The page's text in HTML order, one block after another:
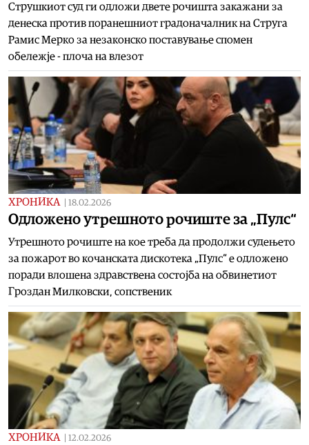
Струшкиот суд ги одложи двете рочишта закажани за
денеска против поранешниот градоначалник на Струга
Рамис Мерко за незаконско поставување спомен
обележје - плоча на влезот
ХРОНИКА 18.02.2026
Одложено утрешното рочиште за „Пулс“
Утрешното рочиште на кое треба да продолжи судењето
за пожарот во кочанската дискотека „Пулс“ е одложено
поради влошена здравствена состојба на обвинетиот
Гроздан Милковски, сопственик
ХРОНИКА 12.02.2026